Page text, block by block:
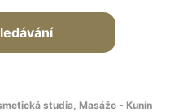
studia, Masáže - Kunín